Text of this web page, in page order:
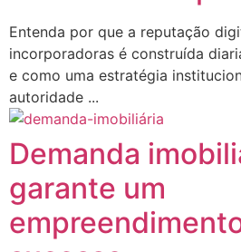
Entenda por que a reputação
incorporadoras é construída
e como uma estratégia
autoridade ...
Demanda
garante um